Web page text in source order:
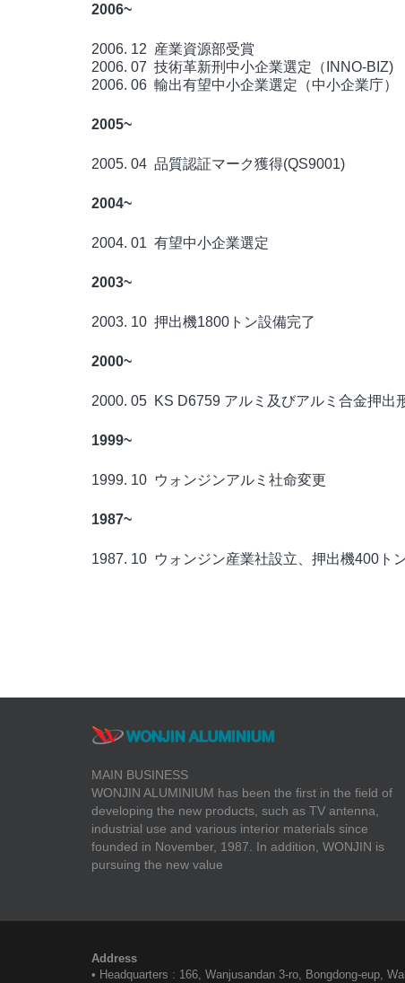
2006~
2006. 12 産業資源部受賞
2006. 07 技術革新刑中小企業選定（INNO-BIZ)
2006. 06 輸出有望中小企業選定（中小企業庁）
2005~
2005. 04 品質認証マーク獲得(QS9001)
2004~
2004. 01 有望中小企業選定
2003~
2003. 10 押出機1800トン設備完了
2000~
2000. 05 KS D6759 アルミ及びアルミ合金押出
1999~
1999. 10 ウォンジンアルミ社命変更
1987~
1987. 10 ウォンジン産業社設立、押出機400ト
MAIN BUSINESS
WONJIN ALUMINIUM has been the first in the field of
developing the new products, such as TV antenna,
industrial use and various interior materials since
founded in November, 1987. In addition, WONJIN is
pursuing the new value
Address
• Headquarters : 166, Wanjusandan 3-ro, Bongdong-eup,